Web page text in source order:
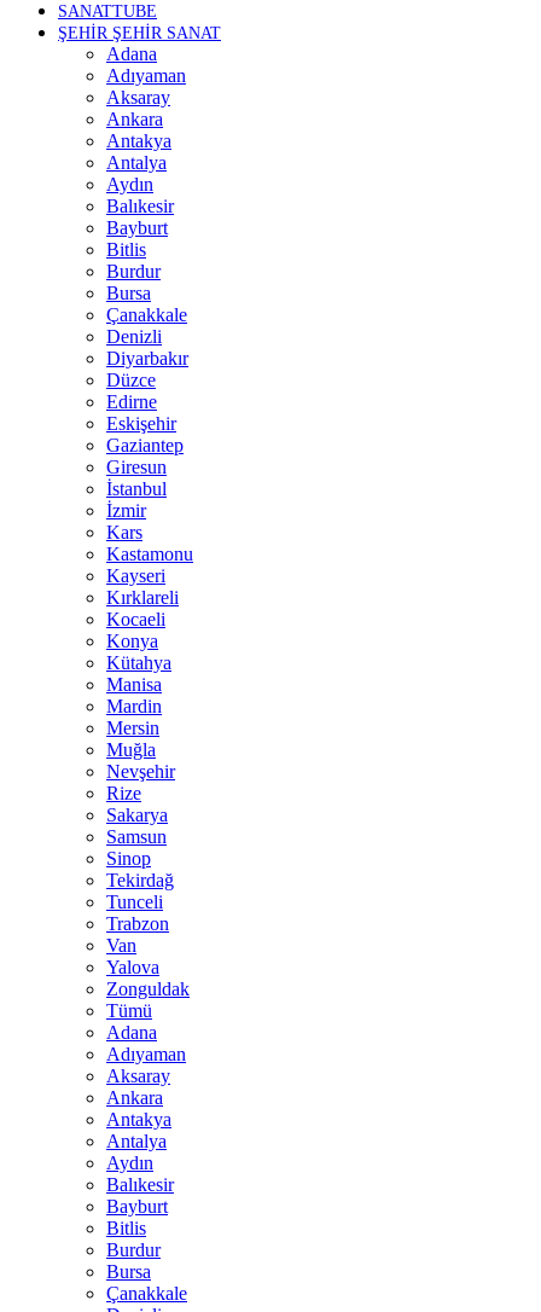
SANATTUBE
ŞEHİR ŞEHİR SANAT
Adana
Adıyaman
Aksaray
Ankara
Antakya
Antalya
Aydın
Balıkesir
Bayburt
Bitlis
Burdur
Bursa
Çanakkale
Denizli
Diyarbakır
Düzce
Edirne
Eskişehir
Gaziantep
Giresun
İstanbul
İzmir
Kars
Kastamonu
Kayseri
Kırklareli
Kocaeli
Konya
Kütahya
Manisa
Mardin
Mersin
Muğla
Nevşehir
Rize
Sakarya
Samsun
Sinop
Tekirdağ
Tunceli
Trabzon
Van
Yalova
Zonguldak
Tümü
Adana
Adıyaman
Aksaray
Ankara
Antakya
Antalya
Aydın
Balıkesir
Bayburt
Bitlis
Burdur
Bursa
Çanakkale